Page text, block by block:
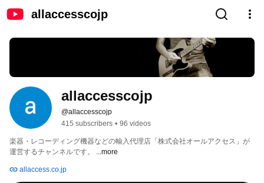
allaccesscojp
allaccesscojp
@allaccesscojp
415 subscribers • 96 videos
楽器・レコーディング機器などの輸入代理店「株式会社オールアクセス」が
運営するチャンネルです。 ...more
allaccess.co.jp